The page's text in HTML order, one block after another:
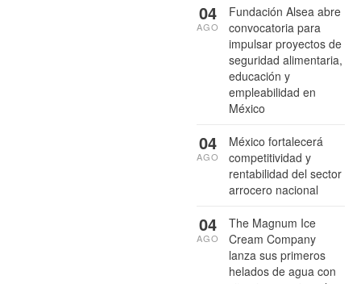
Fundación Alsea abre
convocatoria para
impulsar proyectos de
seguridad alimentaria,
educación y
empleabilidad en
México
04
AGO
México fortalecerá
competitividad y
rentabilidad del sector
arrocero nacional
04
AGO
The Magnum Ice
Cream Company
lanza sus primeros
helados de agua con
04
AGO